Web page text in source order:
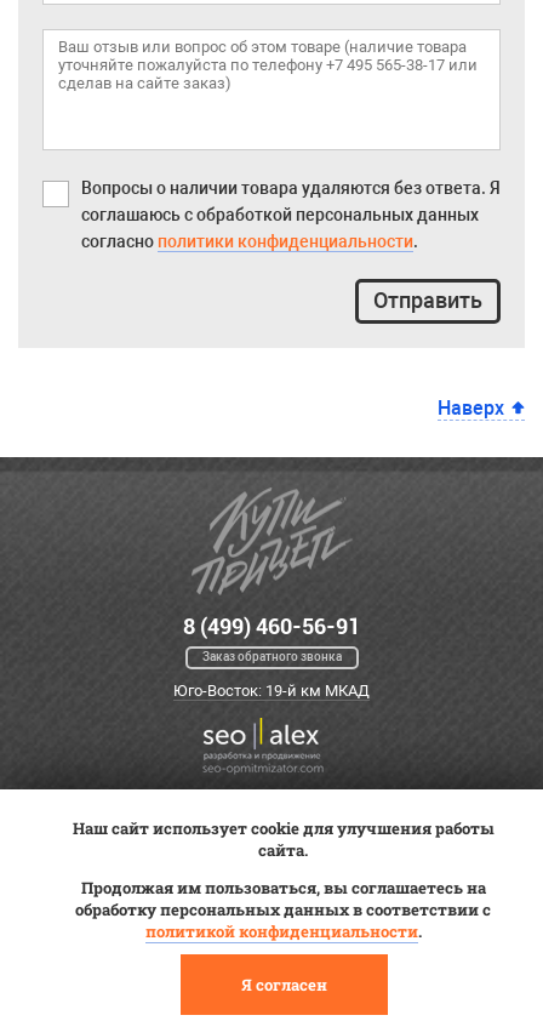
Вопросы о наличии товара удаляются без ответа. Я
соглашаюсь с обработкой персональных данных
согласно политики конфиденциальности.
Отправить
Наверх
8 (499) 460-56-91
Заказ обратного звонка
Юго-Восток: 19-й км МКАД
Постановка на учет
Трейд-ин
Статьи
ВК Видео
© 2012—2026 «Купи прицеп»™ (ООО «Авангард», ИНН 9723035587)
Наш сайт использует cookie для улучшения работы
сайта.
Продолжая им пользоваться, вы соглашаетесь на
обработку персональных данных в соответствии с
политикой конфиденциальности.
Я согласен